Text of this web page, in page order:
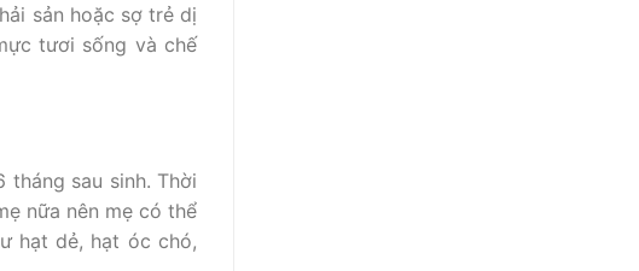
sản hoặc sợ trẻ dị
tươi sống và chế
sau sinh. Thời
nữa nên mẹ có thể
hạt dẻ, hạt óc chó,